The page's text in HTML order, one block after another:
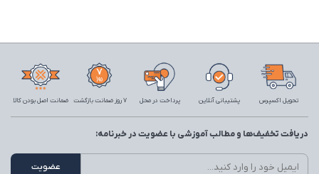
تحویل اکسپرس پشتیبانی آنلاین پرداخت در محل 7 روز ضمانت بازگشت ضمانت اصل بودن کالا
دریافت تخفیف‌ها و مطالب آموزشی با عضویت در خبرنامه: